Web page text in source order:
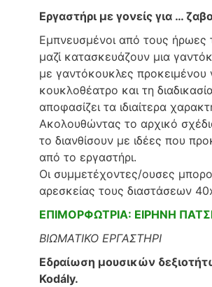
Εργαστήρι με γονείς για …
Εμπνευσμένοι από τους ήρωες
μαζί κατασκευάζουν μια
με γαντόκουκλες προκειμένου
κουκλοθέατρο και τη
αποφασίζει τα ιδιαίτερα
Ακολουθώντας το αρχικό
το διανθίσουν με ιδέες που
από το εργαστήρι.
Οι συμμετέχοντες/ουσες
αρεσκείας τους διαστάσεων
ΕΠΙΜΟΡΦΩΤΡΙΑ: ΕΙΡΗΝΗ
ΒΙΩΜΑΤΙΚΟ ΕΡΓΑΣΤΗΡΙ
Εδραίωση μουσικών
Kodály.